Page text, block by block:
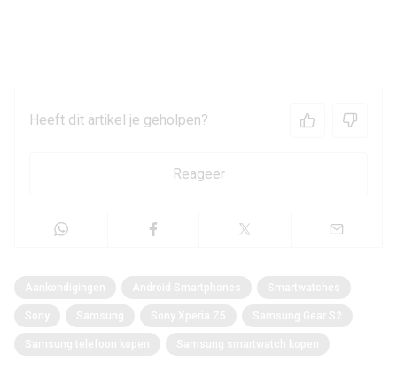
Heeft dit artikel je geholpen?
Reageer